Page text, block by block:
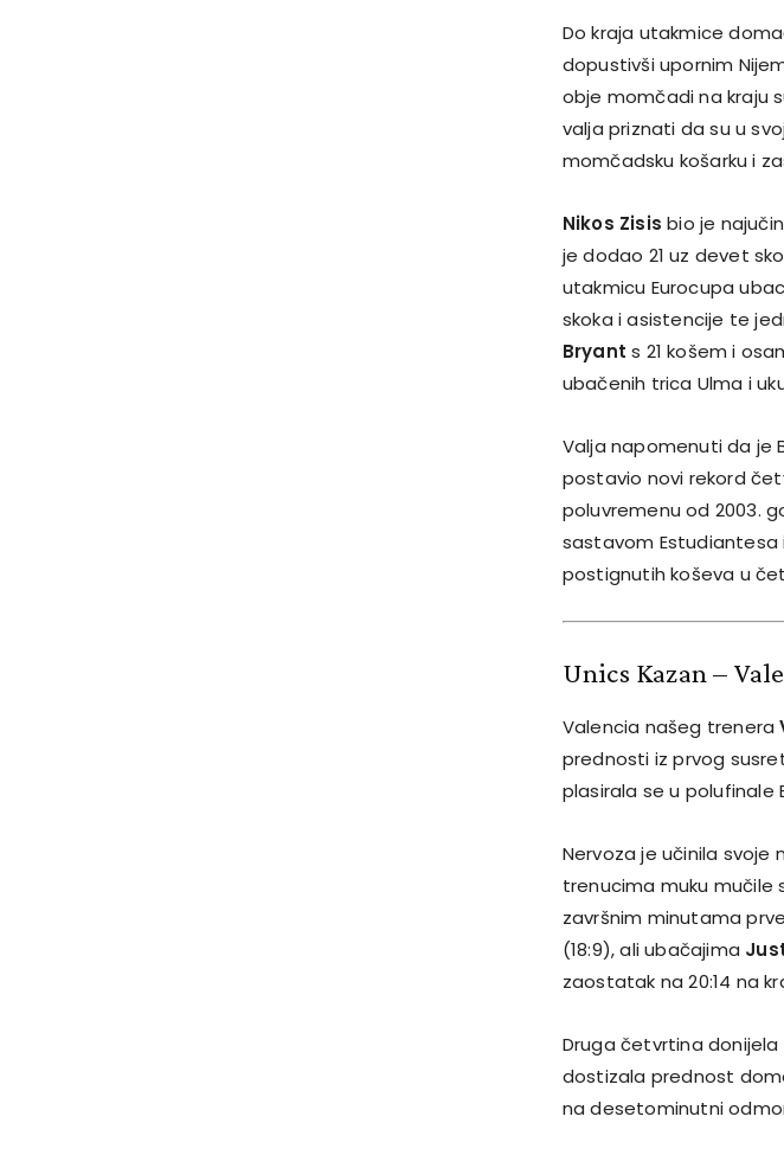
Do kraja utakmice
dopustivši upornim
obje momčadi na kraju
valja priznati da su u
momčadsku košarku i
Nikos Zisis bio je
je dodao 21 uz devet
utakmicu Eurocupa
skoka i asistencije te
Bryant s 21 košem i
ubačenih trica Ulma i
Valja napomenuti da je
postavio novi rekord
poluvremenu od 2003.
sastavom Estudiantesa
postignutih koševa u
Unics Kazan –
Valencia našeg trenera
prednosti iz prvog
plasirala se u polufinale
Nervoza je učinila
trenucima muku mučile
završnim minutama
(18:9), ali ubačajima
zaostatak na 20:14 na
Druga četvrtina
dostizala prednost
na desetominutni